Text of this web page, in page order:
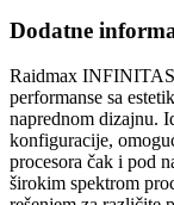
Dodatne
Raidmax
performanse sa
naprednom dizajnu.
konfiguracije,
procesora čak i pod
širokim spektrom